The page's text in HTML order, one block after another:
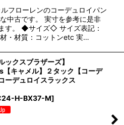
フローレンのコーデュロイパン
中古です。 実寸を参考に是非
す。 ◆サイズ◇ サイズ表記：
・材質：コットンetc 実…
ックスブラザーズ】
キャメル】２タック【コーデ
ーデュロイスラックス
H-BX37-M]